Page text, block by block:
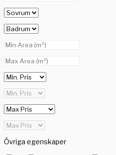
Övriga egenskaper